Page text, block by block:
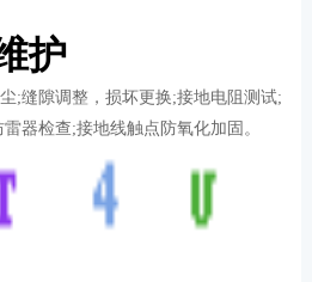
护
;缝隙调整，损坏更换;接地电阻测试;
器检查;接地线触点防氧化加固。